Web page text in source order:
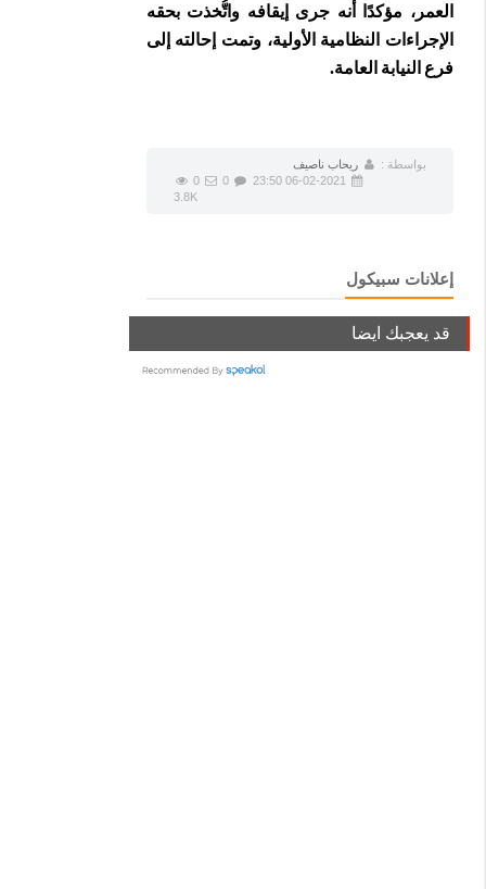
العمر، مؤكدًا أنه جرى إيقافه واتُّخذت بحقه
الإجراءات النظامية الأولية، وتمت إحالته إلى
فرع النيابة العامة.
بواسطة :
ريحاب ناصيف
0
3.8K
إعلانات سبيكول
قد يعجبك ايضا